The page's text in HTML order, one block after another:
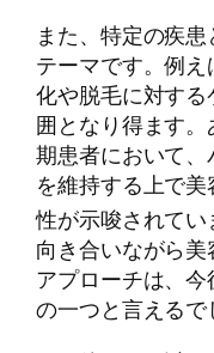
また、特定の疾
テーマです。例
化や脱毛に対す
囲となり得ます
期患者において
を維持する上で
性が示唆されてい
向き合いながら
アプローチは、
の一つと言えるで